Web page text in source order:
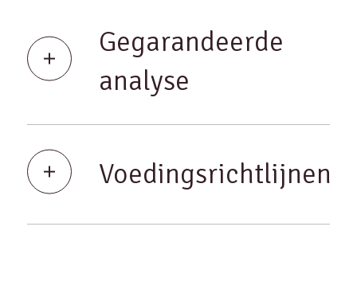
Gegarandeerde
analyse
Voedingsrichtlijnen